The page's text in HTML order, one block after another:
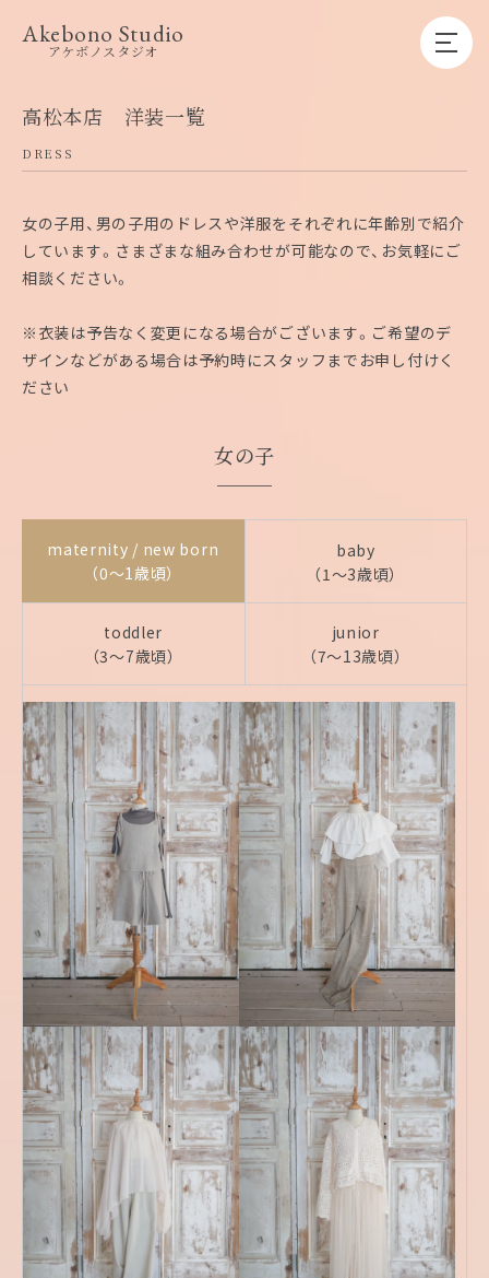
アケボノスタジオについて
プラン
店舗一覧
商品一覧
採用情報
WEB予約
Akebono Studio
アケボノスタジオ
高松本店 洋装一覧
DRESS
女の子用、男の子用のドレスや洋服をそれぞれに年齢別で紹介
しています。さまざまな組み合わせが可能なので、お気軽にご
相談ください。
※衣装は予告なく変更になる場合がございます。ご希望のデ
ザインなどがある場合は予約時にスタッフまでお申し付けく
ださい
女の子
maternity / new born
（0〜1歳頃）
baby
（1〜3歳頃）
toddler
（3〜7歳頃）
junior
（7〜13歳頃）